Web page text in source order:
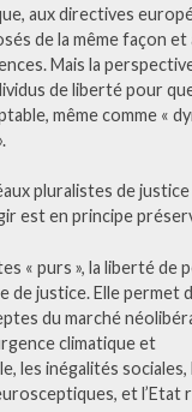
aux directives
de la même façon et
Mais la
de liberté pour
même comme «
pluralistes de
est en principe
« purs », la liberté de
de justice. Elle permet
du marché
climatique et
les inégalités sociales,
et l’Etat